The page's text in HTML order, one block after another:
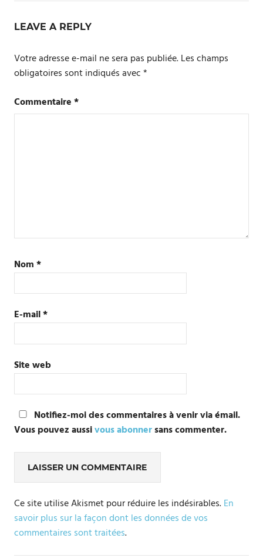
LEAVE A REPLY
Votre adresse e-mail ne sera pas publiée.Les champs
obligatoires sont indiqués avec*
Commentaire*
Nom*
E-mail*
Site web
Notifiez-moi des commentaires à venir via émail.
Vous pouvez aussivous abonnersans commenter.
Ce site utilise Akismet pour réduire les indésirables.En
savoir plus sur la façon dont les données de vos
commentaires sont traitées.